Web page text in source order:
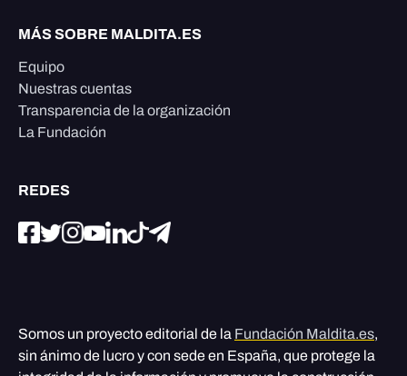
MÁS SOBRE MALDITA.ES
Equipo
Nuestras cuentas
Transparencia de la organización
La Fundación
REDES
Somos un proyecto editorial de la Fundación Maldita.es,
sin ánimo de lucro y con sede en España, que protege la